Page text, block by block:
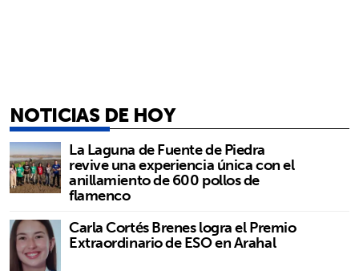
NOTICIAS DE HOY
La Laguna de Fuente de Piedra
revive una experiencia única con el
anillamiento de 600 pollos de
flamenco
Carla Cortés Brenes logra el Premio
Extraordinario de ESO en Arahal